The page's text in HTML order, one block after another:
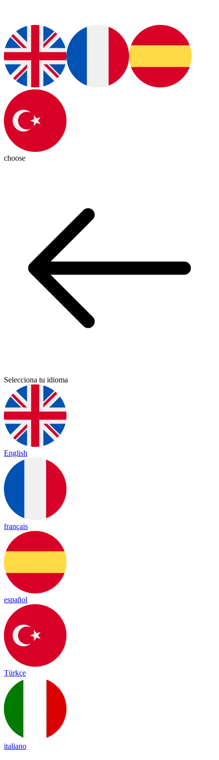
choose
Selecciona tu idioma
English
français
español
Türkçe
italiano